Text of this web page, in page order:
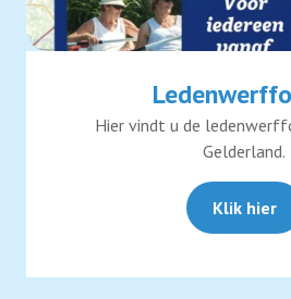
Hier vindt u de
Gelderland.
Klik hier